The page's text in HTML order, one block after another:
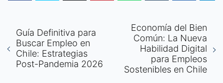
Guía Definitiva para
Buscar Empleo en
Chile: Estrategias
Post-Pandemia 2026
Economía del Bien
Común: La Nueva
Habilidad Digital
para Empleos
Sostenibles en Chile